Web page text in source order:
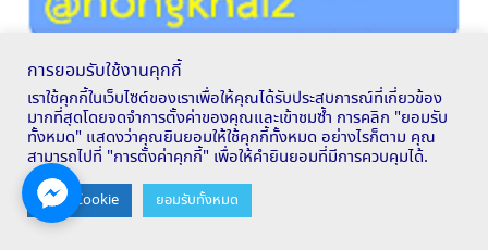
การยอมรับใช้งานคุกกี้
เราใช้คุกกี้ในเว็บไซต์ของเราเพื่อให้คุณได้รับประสบการณ์ที่เกี่ยวข้อง
มากที่สุดโดยจดจำการตั้งค่าของคุณและเข้าชมซ้ำ การคลิก "ยอมรับ
ทั้งหมด" แสดงว่าคุณยินยอมให้ใช้คุกกี้ทั้งหมด อย่างไรก็ตาม คุณ
สามารถไปที่ "การตั้งค่าคุกกี้" เพื่อให้คำยินยอมที่มีการควบคุมได้.
ตั้งค่า Cookie ยอมรับทั้งหมด